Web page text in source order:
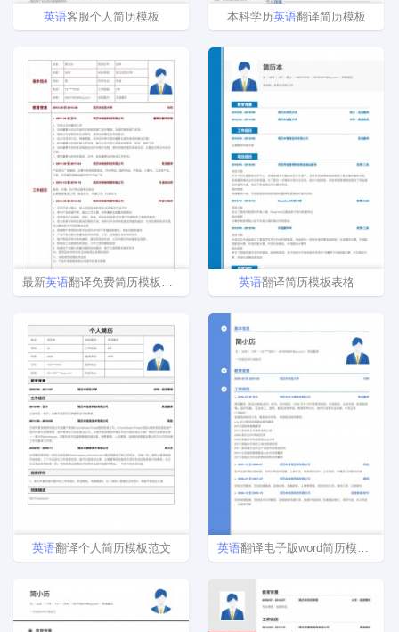
英语客服个人简历模板 本科学历英语翻译简历模板
最新英语翻译免费简历模板下载 英语翻译简历模板表格
英语翻译个人简历模板范文 英语翻译电子版word简历模板样本